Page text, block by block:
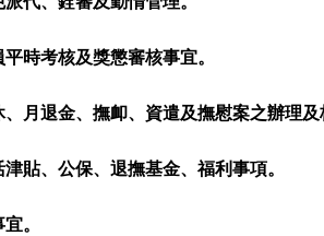
時考核及獎懲審核事宜。
、月退金、撫卹、資遣及撫慰案之辦理及
貼、公保、退撫基金、福利事項。
。